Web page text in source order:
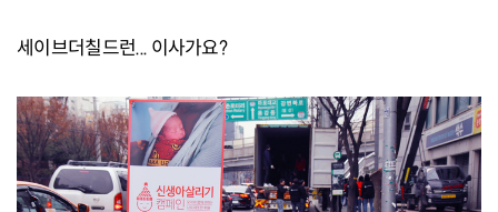
세이브더칠드런... 이사가요?